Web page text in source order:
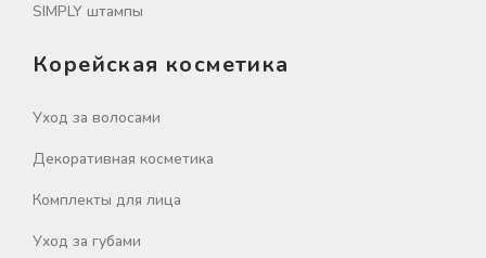
SIMPLY штампы
Корейская косметика
Уход за волосами
Декоративная косметика
Комплекты для лица
Уход за губами